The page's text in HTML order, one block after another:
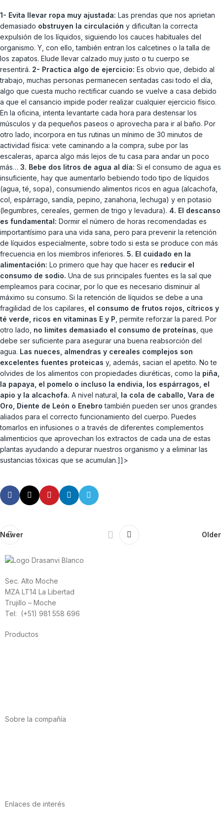
1- Evita llevar ropa muy ajustada: Las prendas que nos aprietan
demasiado obstruyen la circulación y dificultan la correcta
expulsión de los líquidos, siguiendo los cauces habituales del
organismo. Y, con ello, también entran los calcetines o la talla de
los zapatos. Elude llevar calzado muy justo o tu cuerpo se
resentirá. 2- Practica algo de ejercicio: Es obvio que, debido al
trabajo, muchas personas permanecen sentadas casi todo el día,
algo que cuesta mucho rectificar cuando se vuelve a casa debido
a que el cansancio impide poder realizar cualquier ejercicio físico.
En la oficina, intenta levantarte cada hora para destensar los
músculos y da pequeños paseos o aprovecha para ir al baño. Por
otro lado, incorpora en tus rutinas un mínimo de 30 minutos de
actividad física: vete caminando a la compra, sube por las
escaleras, aparca algo más lejos de tu casa para andar un poco
más… 3. Bebe dos litros de agua al día: Si el consumo de agua es
insuficiente, hay que aumentarlo bebiendo todo tipo de líquidos
(agua, té, sopa), consumiendo alimentos ricos en agua (alcachofa,
col, espárrago, sandía, pepino, zanahoria, lechuga) y en potasio
(legumbres, cereales, germen de trigo y levadura). 4. El descanso
es fundamental: Dormir el número de horas recomendadas es
importantísimo para una vida sana, pero para prevenir la retención
de líquidos especialmente, sobre todo si esta se produce con más
frecuencia en los miembros inferiores. 5. El cuidado en la
alimentación: Lo primero que hay que hacer es reducir el
consumo de sodio. Una de sus principales fuentes es la sal que
empleamos para cocinar, por lo que es necesario disminuir al
máximo su consumo. Si la retención de líquidos se debe a una
fragilidad de los capilares, el consumo de frutos rojos, cítricos y
té verde, ricos en vitaminas E y P , permite reforzar la pared. Por
otro lado, no limites demasiado el consumo de proteínas , que
debe ser suficiente para asegurar una buena reabsorción del
agua. Las nueces, almendras y cereales complejos son
excelentes fuentes proteicas y, además, sacian el apetito. No te
olvides de los alimentos con propiedades diuréticas, como la piña,
la papaya, el pomelo o incluso la endivia, los espárragos, el
apio y la alcachofa. A nivel natural, la cola de caballo, Vara de
Oro, Diente de León o Enebro también pueden ser unos grandes
aliados para el correcto funcionamiento del cuerpo. Puedes
tomarlos en infusiones o a través de diferentes complementos
alimenticios que aprovechan los extractos de cada una de estas
plantas ayudando a depurar nuestros organismo y a eliminar las
sustancias tóxicas que se acumulan.]]>
Newer Older
Sec. Alto Moche
MZA LT14 La Libertad
Trujillo – Moche
Tel: (+51) 981 558 696
Productos
Sobre la compañía
Enlaces de interés